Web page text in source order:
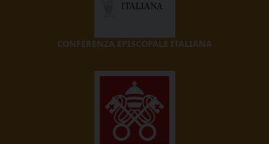
CONFERENZA EPISCOPALE ITALIANA